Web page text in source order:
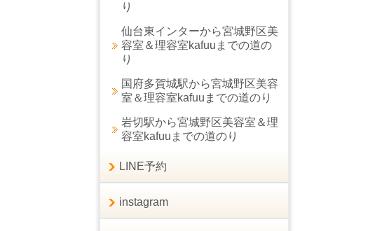
り
仙台東インターから宮城野区美
容室＆理容室kafuuまでの道の
り
国府多賀城駅から宮城野区美容
室＆理容室kafuuまでの道のり
岩切駅から宮城野区美容室＆理
容室kafuuまでの道のり
LINE予約
instagram